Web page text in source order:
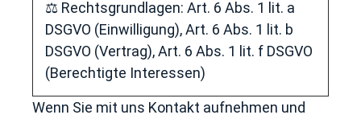
⚖️ Rechtsgrundlagen: Art. 6 Abs. 1 lit. a
DSGVO (Einwilligung), Art. 6 Abs. 1 lit. b
DSGVO (Vertrag), Art. 6 Abs. 1 lit. f DSGVO
(Berechtigte Interessen)
Wenn Sie mit uns Kontakt aufnehmen und